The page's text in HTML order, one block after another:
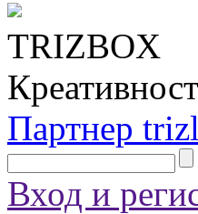
TRIZBOX
Партнер
Вход и